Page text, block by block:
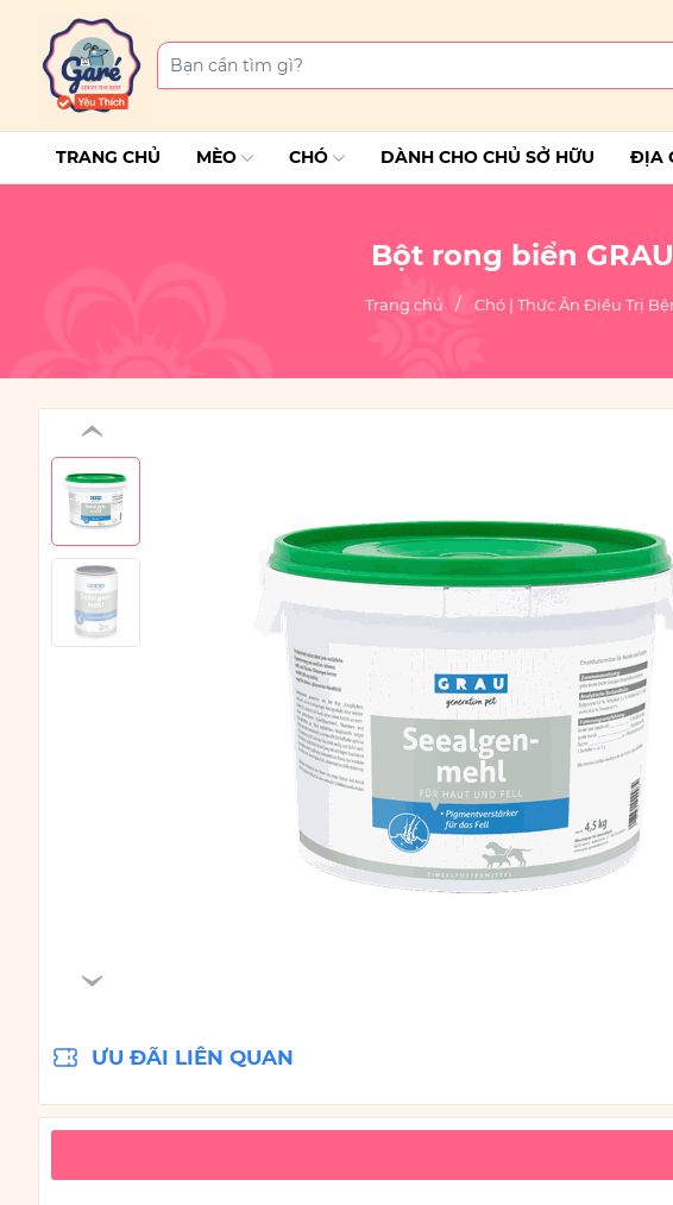
TRANG CHỦ MÈO CHÓ DÀNH CHO CHỦ SỞ HỮU ĐỊA
Bột rong biển
Trang chủ Chó | Thức Ăn Điều Trị
ƯU ĐÃI LIÊN QUAN